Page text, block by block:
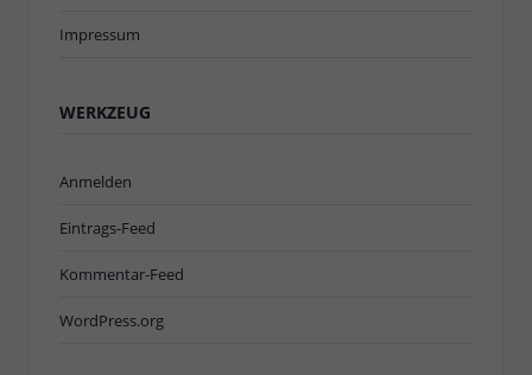
Impressum
WERKZEUG
Anmelden
Eintrags-Feed
Kommentar-Feed
WordPress.org